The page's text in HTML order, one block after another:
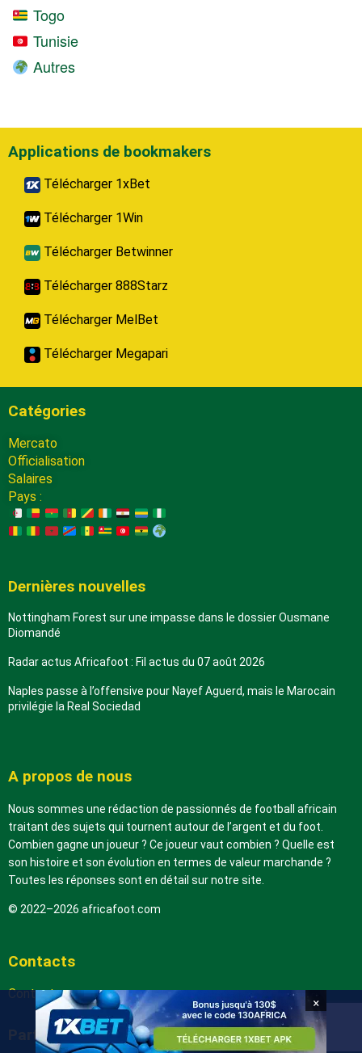
Togo
Tunisie
Autres
Applications de bookmakers
Télécharger 1xBet
Télécharger 1Win
Télécharger Betwinner
Télécharger 888Starz
Télécharger MelBet
Télécharger Megapari
Catégories
Mercato
Officialisation
Salaires
Pays :
Dernières nouvelles
Nottingham Forest sur une impasse dans le dossier Ousmane
Diomandé
Radar actus Africafoot : Fil actus du 07 août 2026
Naples passe à l’offensive pour Nayef Aguerd, mais le Marocain
privilégie la Real Sociedad
A propos de nous
Nous sommes une rédaction de passionnés de football africain
traitant des sujets qui tournent autour de l’argent et du foot.
Combien gagne un joueur ? Ce joueur vaut combien ? Quelle est
son histoire et son évolution en termes de valeur marchande ?
Toutes les réponses sont en détail sur notre site.
© 2022–2026 africafoot.com
Contacts
Contactez-nous
Partenaires
×